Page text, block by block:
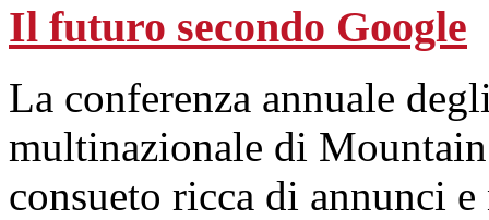
Il futuro secondo Google
La conferenza annuale
multinazionale di
consueto ricca di annunci